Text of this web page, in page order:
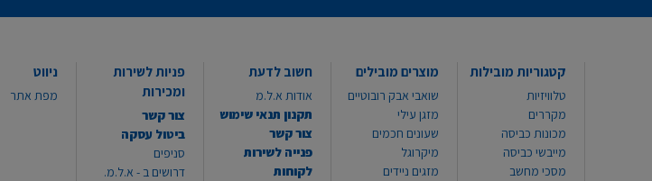
קטגוריות מובילות
טלוויזיות
מקררים
מכונות כביסה
מייבשי כביסה
מסכי מחשב
מוצרים מובילים
שואבי אבק רובוטיים
מזגן עילי
שעונים חכמים
מיקרוגל
מזגים ניידים
חשוב לדעת
אודות א.ל.מ
תקנון תנאי שימוש
צור קשר
פנייה לשירות
לקוחות
פניות לשירות
ומכירות
צור קשר
ביטול עסקה
סניפים
דרושים ב - א.ל.מ.
ניווט
מפת אתר